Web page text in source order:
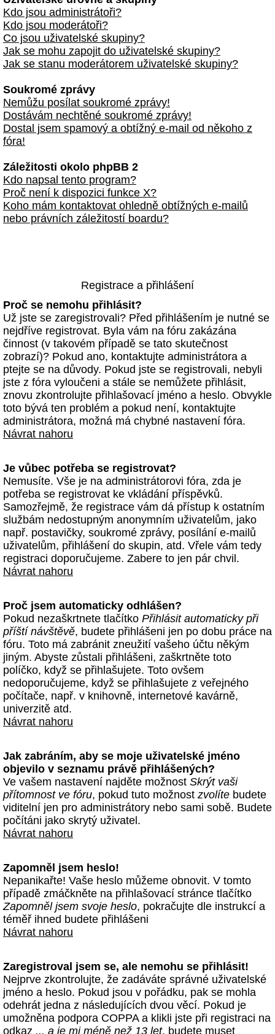
Kdo jsou administrátoři?
Kdo jsou moderátoři?
Co jsou uživatelské skupiny?
Jak se mohu zapojit do uživatelské skupiny?
Jak se stanu moderátorem uživatelské skupiny?
Soukromé zprávy
Nemůžu posílat soukromé zprávy!
Dostávám nechtěné soukromé zprávy!
Dostal jsem spamový a obtížný e-mail od někoho z
fóra!
Záležitosti okolo phpBB 2
Kdo napsal tento program?
Proč není k dispozici funkce X?
Koho mám kontaktovat ohledně obtížných e-mailů
nebo právních záležitostí boardu?
Registrace a přihlášení
Proč se nemohu přihlásit?
Už jste se zaregistrovali? Před přihlášením je nutné se
nejdříve registrovat. Byla vám na fóru zakázána
činnost (v takovém případě se tato skutečnost
zobrazí)? Pokud ano, kontaktujte administrátora a
ptejte se na důvody. Pokud jste se registrovali, nebyli
jste z fóra vyloučeni a stále se nemůžete přihlásit,
znovu zkontrolujte přihlašovací jméno a heslo. Obvykle
toto bývá ten problém a pokud není, kontaktujte
administrátora, možná má chybné nastavení fóra.
Návrat nahoru
Je vůbec potřeba se registrovat?
Nemusíte. Vše je na administrátorovi fóra, zda je
potřeba se registrovat ke vkládání příspěvků.
Samozřejmě, že registrace vám dá přístup k ostatním
službám nedostupným anonymním uživatelům, jako
např. postavičky, soukromé zprávy, posílání e-mailů
uživatelům, přihlášení do skupin, atd. Vřele vám tedy
registraci doporučujeme. Zabere to jen pár chvil.
Návrat nahoru
Proč jsem automaticky odhlášen?
Pokud nezaškrtnete tlačítko Přihlásit automaticky při
příští návštěvě, budete přihlášeni jen po dobu práce na
fóru. Toto má zabránit zneužití vašeho účtu někým
jiným. Abyste zůstali přihlášeni, zaškrtněte toto
políčko, když se přihlašujete. Toto ovšem
nedoporučujeme, když se přihlašujete z veřejného
počítače, např. v knihovně, internetové kavárně,
univerzitě atd.
Návrat nahoru
Jak zabráním, aby se moje uživatelské jméno
objevilo v seznamu právě přihlášených?
Ve vašem nastavení najděte možnost Skrýt vaši
přítomnost ve fóru, pokud tuto možnost zvolíte budete
viditelní jen pro administrátory nebo sami sobě. Budete
počítáni jako skrytý uživatel.
Návrat nahoru
Zapomněl jsem heslo!
Nepanikařte! Vaše heslo můžeme obnovit. V tomto
případě zmáčkněte na přihlašovací stránce tlačítko
Zapomněl jsem svoje heslo, pokračujte dle instrukcí a
téměř ihned budete přihlášeni
Návrat nahoru
Zaregistroval jsem se, ale nemohu se přihlásit!
Nejprve zkontrolujte, že zadáváte správné uživatelské
jméno a heslo. Pokud jsou v pořádku, pak se mohla
odehrát jedna z následujících dvou věcí. Pokud je
umožněna podpora COPPA a klikli jste při registraci na
odkaz ... a je mi méně než 13 let, budete muset